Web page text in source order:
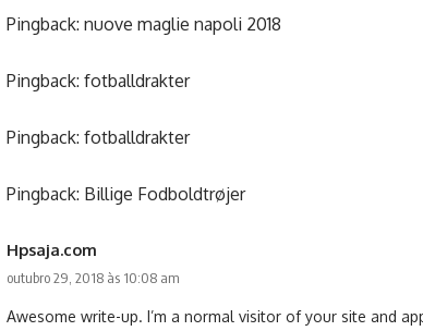
Pingback: nuove maglie napoli 2018
Pingback: fotballdrakter
Pingback: fotballdrakter
Pingback: Billige Fodboldtrøjer
Hpsaja.com
outubro 29, 2018 às 10:08 am
Awesome write-up. I’m a normal visitor of your site and